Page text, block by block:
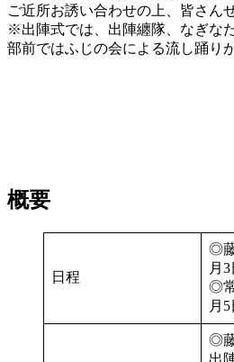
ご近所お誘い合わせの上、皆さん
※出陣式では、出陣纏隊、なぎな
部前ではふじの会による流し踊り
概要
日程
◎
月3
◎
月5
◎
出